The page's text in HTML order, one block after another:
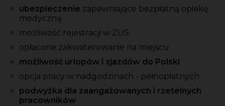
ubezpieczenie zapewniające bezpłatną opiekę
medyczną
możliwość rejestracji w ZUS
opłacone zakwaterowanie na miejscu
możliwość urlopów i zjazdów do Polski
opcja pracy w nadgodzinach - pełnopłatnych
podwyżka dla zaangażowanych i rzetelnych
pracowników